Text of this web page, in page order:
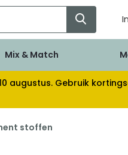
Mix & Match
augustus. Gebruik
stoffen